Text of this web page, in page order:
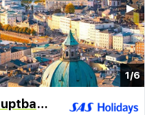
1/6
▶︎
Premier Inn Wien City Hauptbahnhof